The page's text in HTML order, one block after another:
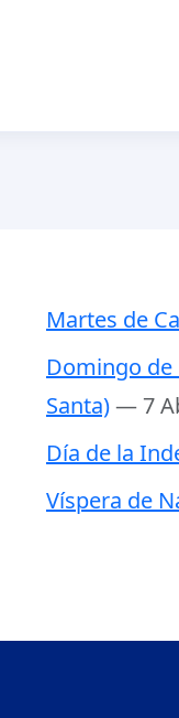
Martes de
Domingo de
Santa)— 7
Día de la
Víspera de